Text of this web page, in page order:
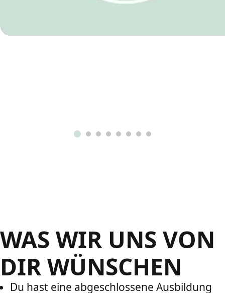
WAS WIR UNS VON
DIR WÜNSCHEN
Du hast eine abgeschlossene Ausbildung